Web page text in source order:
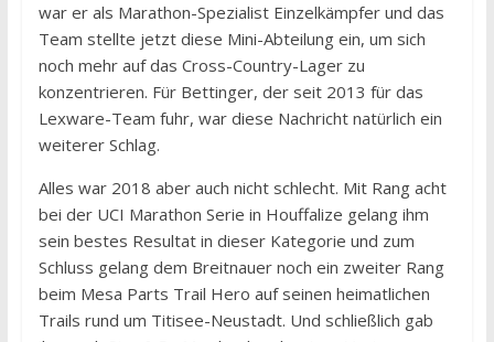
war er als Marathon-Spezialist Einzelkämpfer und das
Team stellte jetzt diese Mini-Abteilung ein, um sich
noch mehr auf das Cross-Country-Lager zu
konzentrieren. Für Bettinger, der seit 2013 für das
Lexware-Team fuhr, war diese Nachricht natürlich ein
weiterer Schlag.
Alles war 2018 aber auch nicht schlecht. Mit Rang acht
bei der UCI Marathon Serie in Houffalize gelang ihm
sein bestes Resultat in dieser Kategorie und zum
Schluss gelang dem Breitnauer noch ein zweiter Rang
beim Mesa Parts Trail Hero auf seinen heimatlichen
Trails rund um Titisee-Neustadt. Und schließlich gab